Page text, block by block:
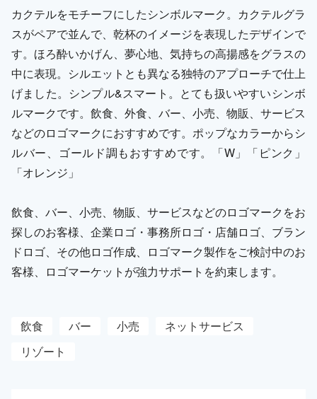
カクテルをモチーフにしたシンボルマーク。カクテルグラ
スがペアで並んで、乾杯のイメージを表現したデザインで
す。ほろ酔いかげん、夢心地、気持ちの高揚感をグラスの
中に表現。シルエットとも異なる独特のアプローチで仕上
げました。シンプル&スマート。とても扱いやすいシンボ
ルマークです。飲食、外食、バー、小売、物販、サービス
などのロゴマークにおすすめです。ポップなカラーからシ
ルバー、ゴールド調もおすすめです。「W」「ピンク」
「オレンジ」
飲食、バー、小売、物販、サービスなどのロゴマークをお
探しのお客様、企業ロゴ・事務所ロゴ・店舗ロゴ、ブラン
ドロゴ、その他ロゴ作成、ロゴマーク製作をご検討中のお
客様、ロゴマーケットが強力サポートを約束します。
飲食 バー 小売
ネットサービス
リゾート